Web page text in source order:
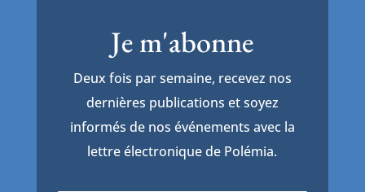
Je m'abonne
Deux fois par semaine, recevez nos
dernières publications et soyez
informés de nos événements avec la
lettre électronique de Polémia.